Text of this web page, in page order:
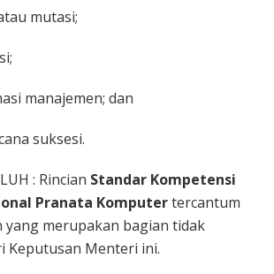
mutasi;
manajemen; dan
suksesi.
: Rincian Standar Kompetensi
Pranata Komputertercantum
yang merupakan bagian tidak
Keputusan Menteri ini.